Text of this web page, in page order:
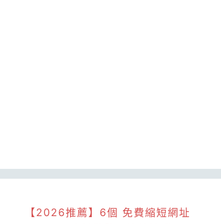
【2026推薦】6個 免費縮短網址